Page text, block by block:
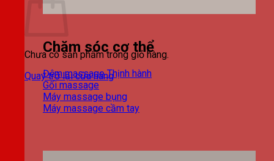
Chưa có sản phẩm trong giỏ hàng.
Quay trở lại cửa hàng
Chăm sóc cơ thể
Đệm massage
Gối massage
Máy massage bụng
Máy massage cầm tay